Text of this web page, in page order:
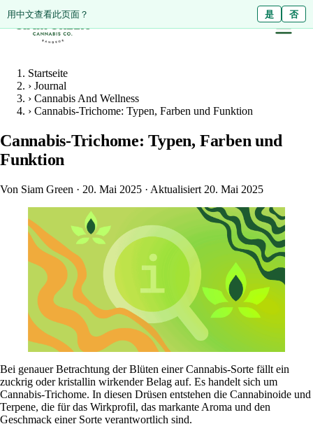
ดูหน้านี้เป็นภาษาไทย? ไม่ใช่
用中文查看此页面？ 是 否
Startseite
› Journal
› Cannabis And Wellness
› Cannabis-Trichome: Typen, Farben und Funktion
Cannabis-Trichome: Typen, Farben und
Funktion
Von Siam Green · 20. Mai 2025 · Aktualisiert 20. Mai 2025
Bei genauer Betrachtung der Blüten einer Cannabis-Sorte fällt ein
zuckrig oder kristallin wirkender Belag auf. Es handelt sich um
Cannabis-Trichome. In diesen Drüsen entstehen die Cannabinoide und
Terpene, die für das Wirkprofil, das markante Aroma und den
Geschmack einer Sorte verantwortlich sind.